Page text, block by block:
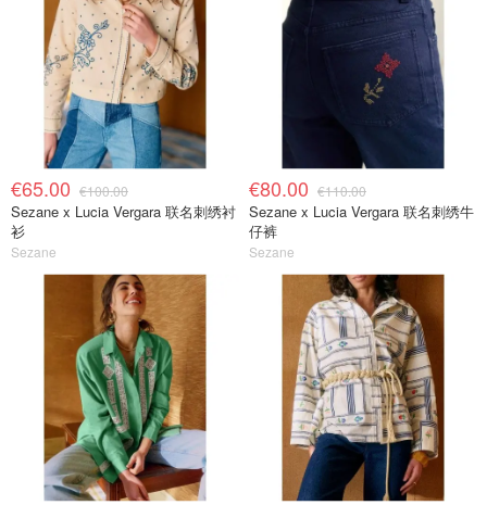
€65.00 €100.00
Sezane x Lucia Vergara 联名刺绣衬
衫
Sezane
€80.00 €110.00
Sezane x Lucia Vergara 联名刺绣牛
仔裤
Sezane